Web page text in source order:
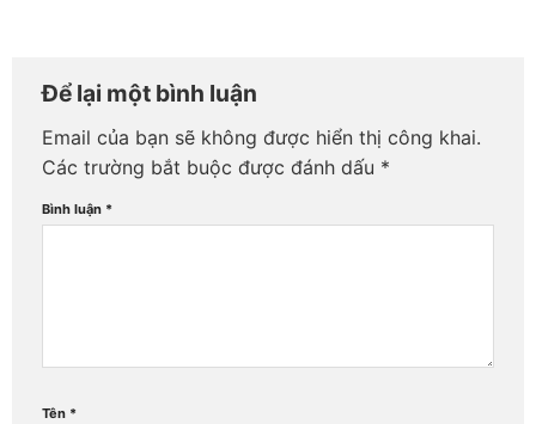
Để lại một bình luận
Email của bạn sẽ không được hiển thị công khai.
Các trường bắt buộc được đánh dấu *
Bình luận *
Tên *